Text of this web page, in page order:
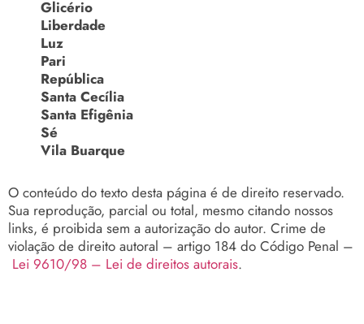
Glicério
Liberdade
Luz
Pari
República
Santa Cecília
Santa Efigênia
Sé
Vila Buarque
O conteúdo do texto desta página é de direito reservado.
Sua reprodução, parcial ou total, mesmo citando nossos
links, é proibida sem a autorização do autor. Crime de
violação de direito autoral – artigo 184 do Código Penal –
Lei 9610/98 – Lei de direitos autorais.